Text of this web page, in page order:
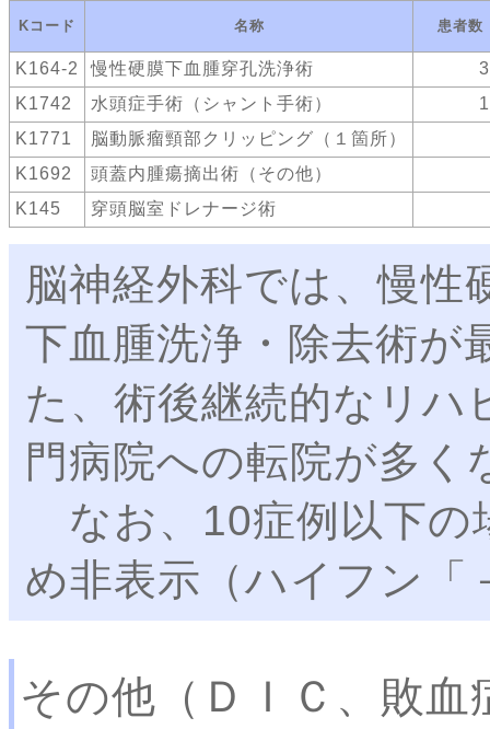
Kコード 名称 患者数
K164-2 慢性硬膜下血腫穿孔洗浄術
K1742
水頭症手術（シャント手術）
K1771
脳動脈瘤頸部クリッピング（１箇所）
K1692
頭蓋内腫瘍摘出術（その他）
K145
穿頭脳室ドレナージ術
脳神経外科では、慢性
下血腫洗浄・除去術が
た、術後継続的なリハ
門病院への転院が多く
なお、10症例以下の
め非表示（ハイフン「
その他（ＤＩＣ、敗